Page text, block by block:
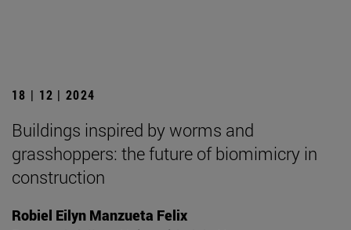
18 | 12 | 2024
Buildings inspired by worms and
grasshoppers: the future of biomimicry in
construction
Robiel Eilyn Manzueta Felix